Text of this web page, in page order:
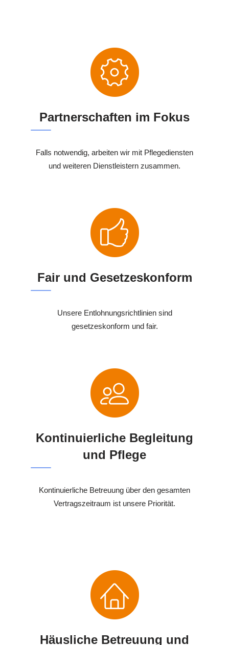
Partnerschaften im Fokus
Falls notwendig, arbeiten wir mit Pflegediensten
und weiteren Dienstleistern zusammen.
Fair und Gesetzeskonform
Unsere Entlohnungsrichtlinien sind
gesetzeskonform und fair.
Kontinuierliche Begleitung
und Pflege
Kontinuierliche Betreuung über den gesamten
Vertragszeitraum ist unsere Priorität.
Häusliche Betreuung und